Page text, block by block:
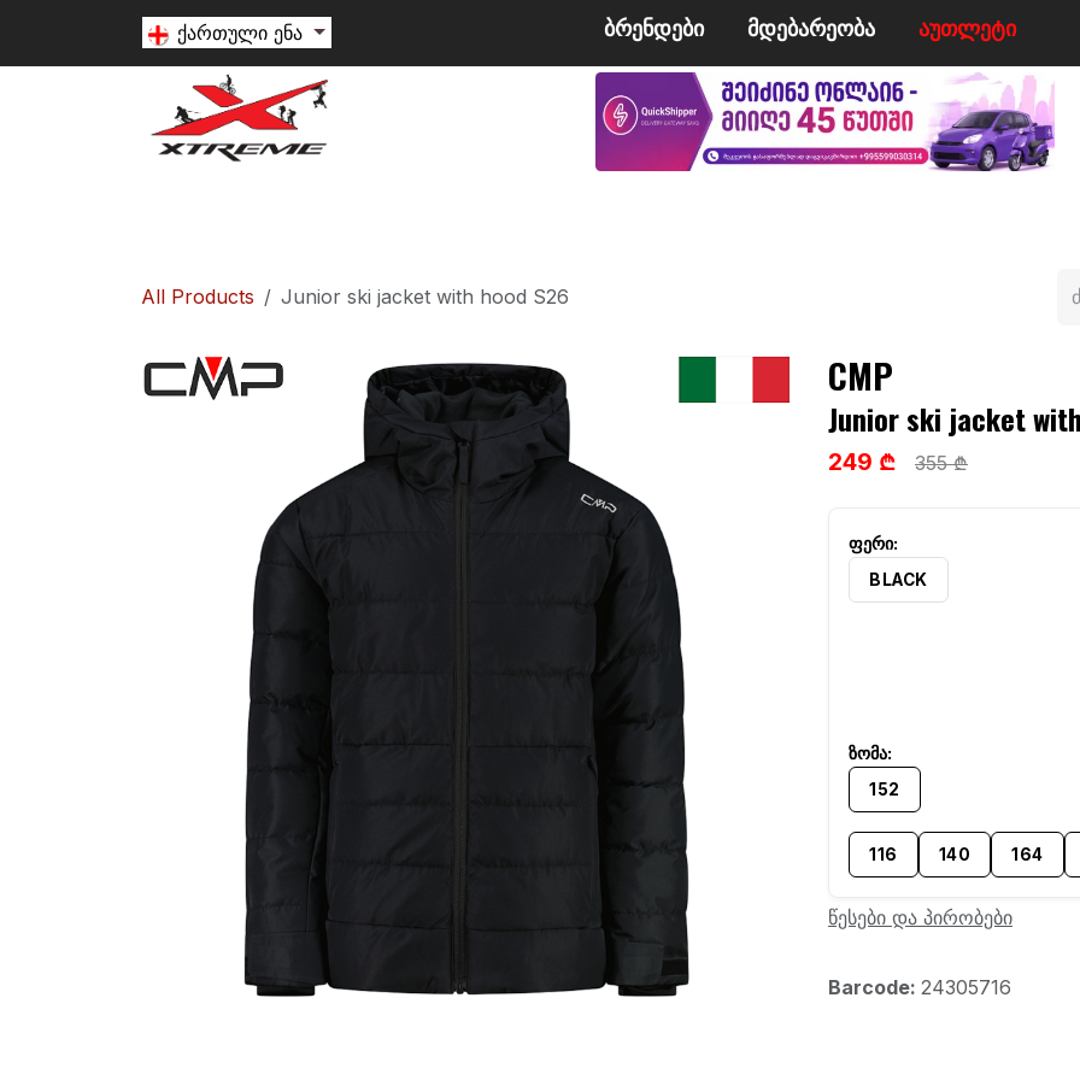
Skip to Content
ქართული ენა ბრენდები მდე​​ბარეობა ა​​უ​​​​​​თლეტი
All Products Junior ski jacket with hood S26
CMP
Junior ski jacket
249 ₾ 355 ₾
BLACK
152
116 140 164
წესები და პირობები
Barcode: 24305716